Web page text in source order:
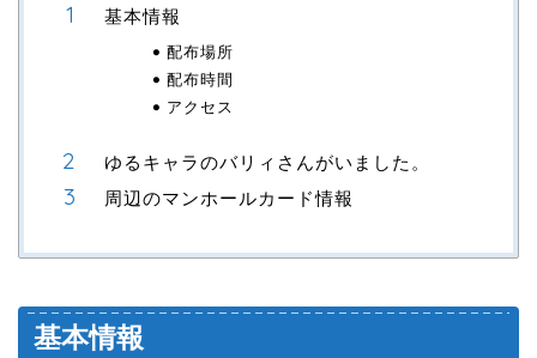
基本情報
配布場所
配布時間
アクセス
ゆるキャラのバリィさんがいました。
周辺のマンホールカード情報
基本情報